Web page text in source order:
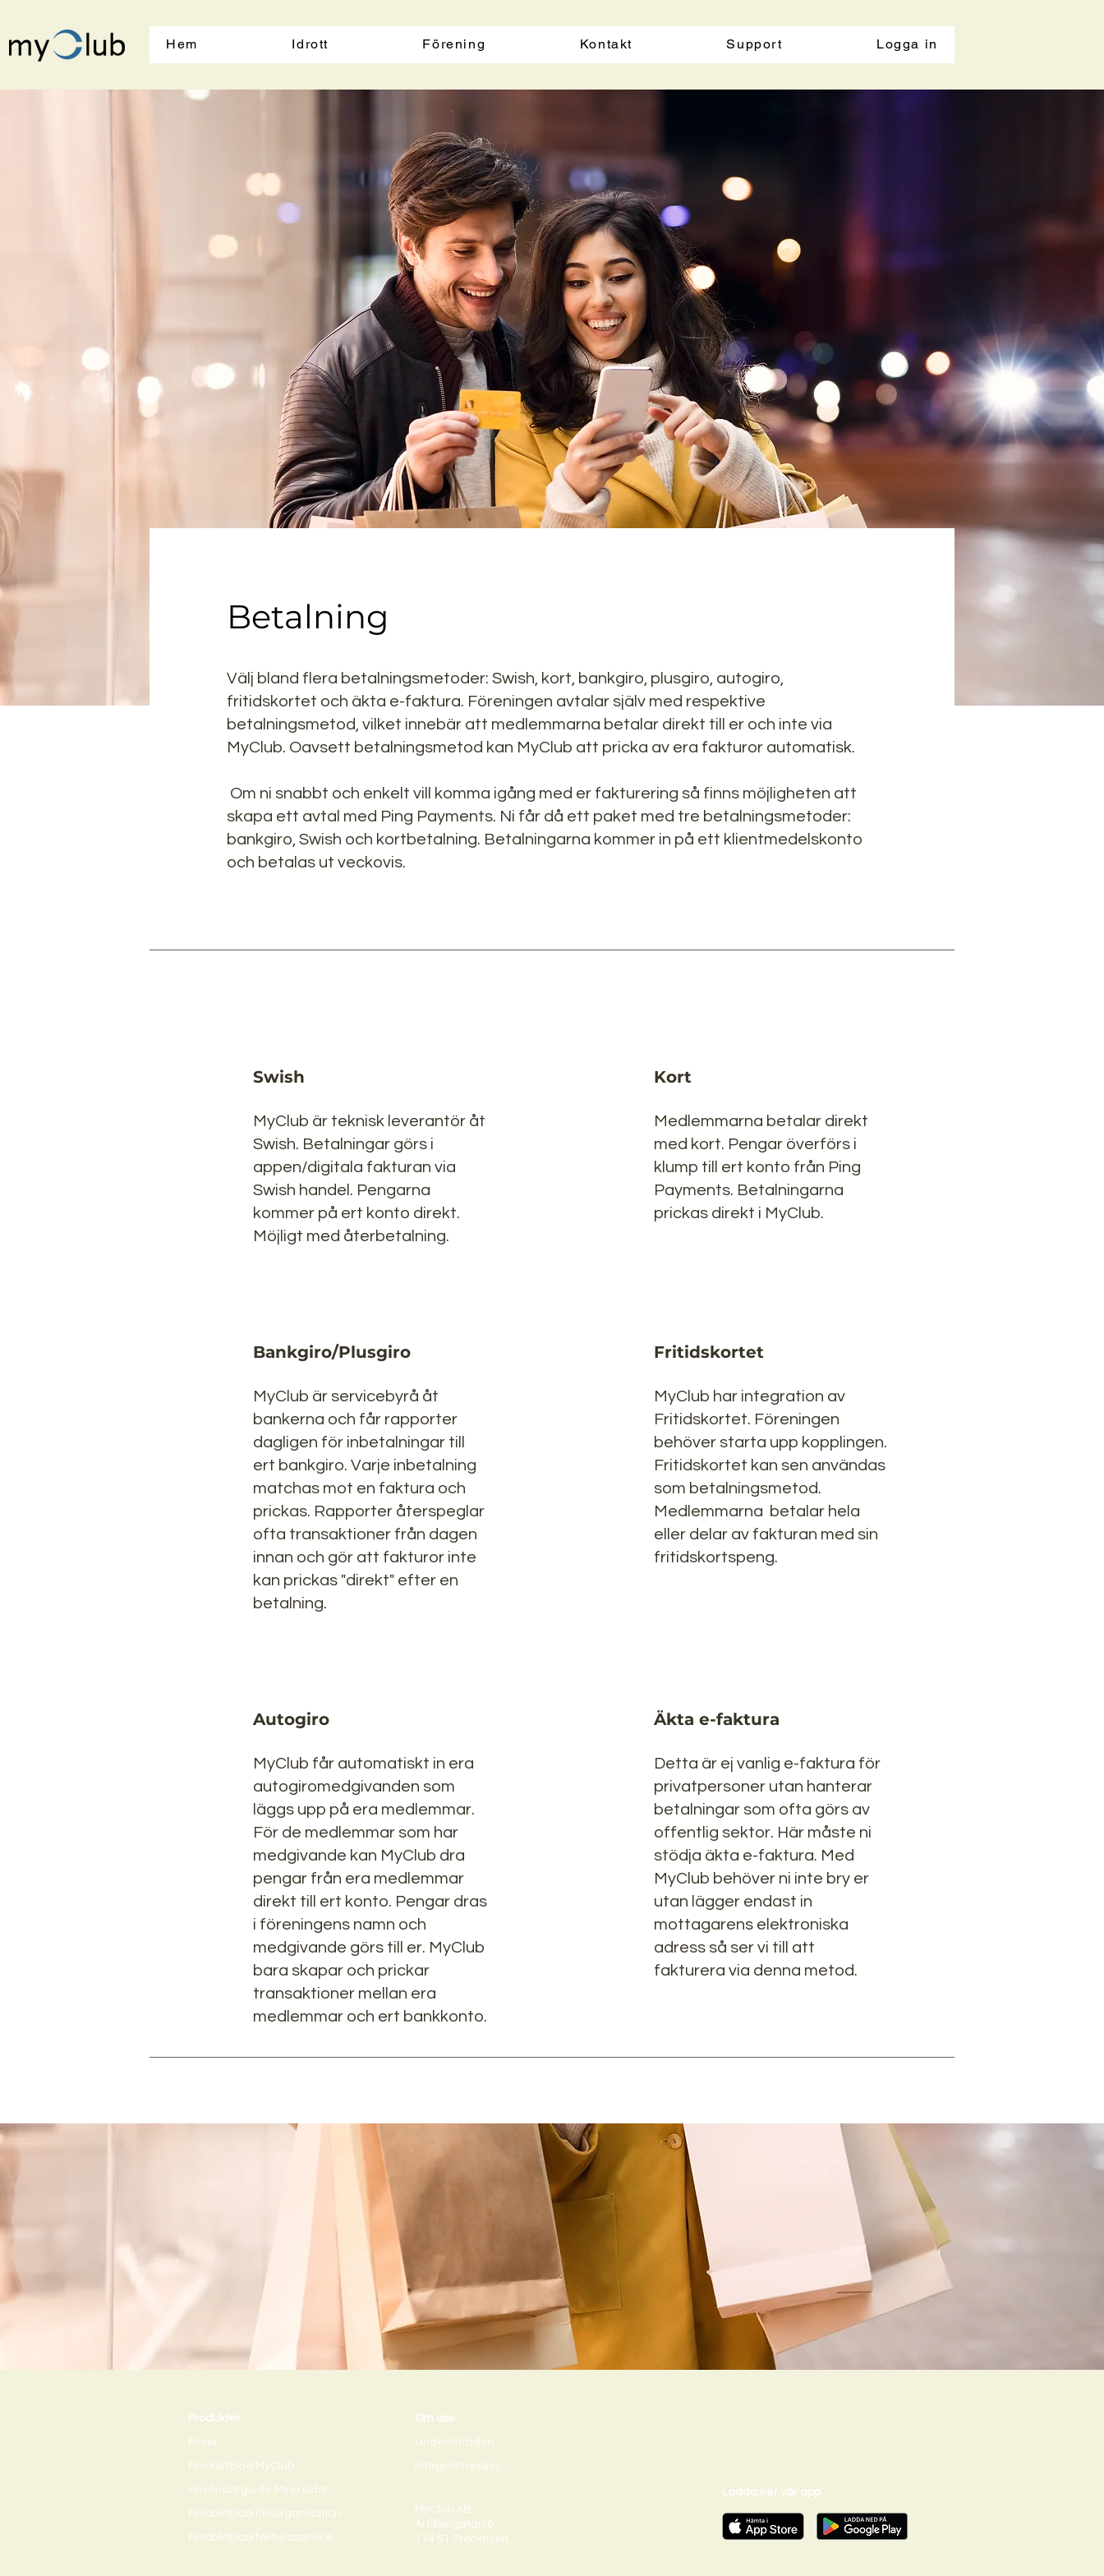
Hem Idrott Förening Kontakt Support Logga in
Betalning
Välj bland flera betalningsmetoder: Swish, kort, bankgiro, plusgiro, autogiro,
fritidskortet och äkta e-faktura. Föreningen avtalar själv med respektive
betalningsmetod, vilket innebär att medlemmarna betalar direkt till er och inte via
MyClub. Oavsett betalningsmetod kan MyClub att pricka av era fakturor automatisk.
Om ni snabbt och enkelt vill komma igång med er fakturering så finns möjligheten att
skapa ett avtal med Ping Payments. Ni får då ett paket med tre betalningsmetoder:
bankgiro, Swish och kortbetalning. Betalningarna kommer in på ett klientmedelskonto
och betalas ut veckovis.
Swish
MyClub är teknisk leverantör åt
Swish. Betalningar görs i
appen/digitala fakturan via
Swish handel. Pengarna
kommer på ert konto direkt.
Möjligt med återbetalning.
Bankgiro/Plusgiro
MyClub är servicebyrå åt
bankerna och får rapporter
dagligen för inbetalningar till
ert bankgiro. Varje inbetalning
matchas mot en faktura och
prickas. Rapporter återspeglar
ofta transaktioner från dagen
innan och gör att fakturor inte
kan prickas "direkt" efter en
betalning.
Autogiro
MyClub får automatiskt in era
autogiromedgivanden som
läggs upp på era medlemmar.
För de medlemmar som har
medgivande kan MyClub dra
pengar från era medlemmar
direkt till ert konto. Pengar dras
i föreningens namn och
medgivande görs till er. MyClub
bara skapar och prickar
transaktioner mellan era
medlemmar och ert bankkonto.
Kort​
Medlemmarna betalar direkt
med kort. Pengar överförs i
klump till ert konto från Ping
Payments. Betalningarna
prickas direkt i MyClub.
Fritidskortet
MyClub har integration av
Fritidskortet. Föreningen
behöver starta upp kopplingen.
Fritidskortet kan sen användas
som betalningsmetod.
Medlemmarna betalar hela
eller delar av fakturan med sin
fritidskortspeng.
Äkta e-faktura
Detta är ej vanlig e-faktura för
privatpersoner utan hanterar
betalningar som ofta görs av
offentlig sektor. Här måste ni
stödja äkta e-faktura. Med
MyClub behöver ni inte bry er
utan lägger endast in
mottagarens elektroniska
adress så ser vi till att
fakturera via denna metod.
Produkter
Priser
Produktblad MyClub
Användarguide Mina sidor
Produktblad riksorganisation
Produktblad fakturaservice
Om oss
Underbiträden
Integritetspolicy
MyClub AB
Artillerigatan 6
114 51 Stockholm
Ladda ner vår app